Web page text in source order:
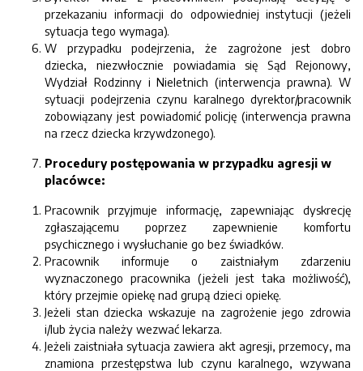
przekazaniu informacji do odpowiedniej instytucji (jeżeli
sytuacja tego wymaga).
W przypadku podejrzenia, że zagrożone jest dobro
dziecka, niezwłocznie powiadamia się Sąd Rejonowy,
Wydział Rodzinny i Nieletnich (interwencja prawna). W
sytuacji podejrzenia czynu karalnego dyrektor/pracownik
zobowiązany jest powiadomić policję (interwencja prawna
na rzecz dziecka krzywdzonego).
Procedury postępowania w przypadku agresji w
placówce:
Pracownik przyjmuje informację, zapewniając dyskrecję
zgłaszającemu poprzez zapewnienie komfortu
psychicznego i wysłuchanie go bez świadków.
Pracownik informuje o zaistniałym zdarzeniu
wyznaczonego pracownika (jeżeli jest taka możliwość),
który przejmie opiekę nad grupą dzieci opiekę.
Jeżeli stan dziecka wskazuje na zagrożenie jego zdrowia
i/lub życia należy wezwać lekarza.
Jeżeli zaistniała sytuacja zawiera akt agresji, przemocy, ma
znamiona przestępstwa lub czynu karalnego, wzywana